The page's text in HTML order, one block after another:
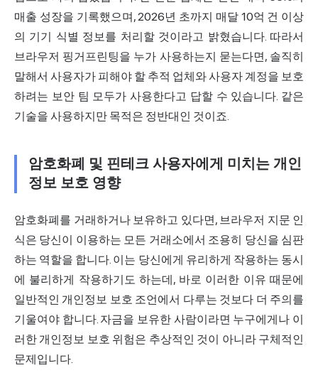
매출 성장을 기록했으며, 2026년 초까지 매달 10억 건 이상
의 기기 식별 정보를 처리할 것이라고 밝혔습니다. 따라서
브라우저 핑거프린팅을 누가 사용하는지 묻는다면, 솔직히
말해서 사용자가 피해야 할 추적 업체와 사용자 계정을 보호
하려는 보안 팀 모두가 사용한다고 답할 수 있습니다. 같은
기술을 사용하지만 목적은 정반대인 것이죠.
암호화폐 및 핀테크 사용자에게 미치는 개인
정보 보호 영향
암호화폐를 거래하거나 보유하고 있다면, 브라우저 지문 인
식은 당신이 이용하는 모든 거래소에서 조용히 당신을 심판
하는 역할을 합니다. 이는 당신에게 유리하게 작용하는 동시
에 불리하게 작용하기도 하는데, 바로 이러한 이유 때문에
일반적인 개인정보 보호 조언에서 다루는 것보다 더 주의를
기울여야 합니다. 자금을 보유한 사람이라면 누구에게나 이
러한 개인정보 보호 위험은 추상적인 것이 아니라 구체적인
문제입니다.